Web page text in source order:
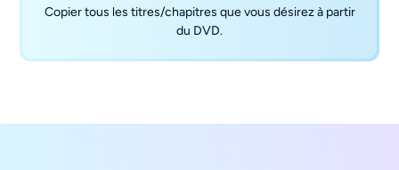
Copier tous les titres/chapitres que vous désirez à partir
du DVD.